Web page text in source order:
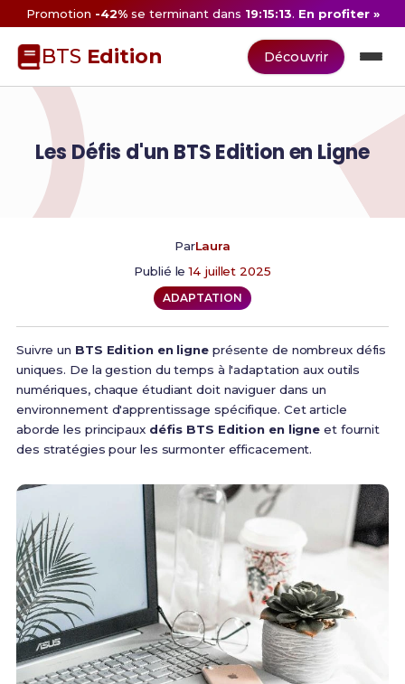
Promotion -42%se terminant dans 19:15:13. En profiter »
BTS Edition Découvrir
Les Défis d'un BTS Edition en Ligne
ParLaura
Publié le14 juillet 2025
ADAPTATION
Suivre un BTS Edition en ligneprésente de nombreux défis
uniques. De la gestion du temps à l'adaptation aux outils
numériques, chaque étudiant doit naviguer dans un
environnement d'apprentissage spécifique. Cet article
aborde les principaux défis BTS Edition en ligne et fournit
des stratégies pour les surmonter efficacement.